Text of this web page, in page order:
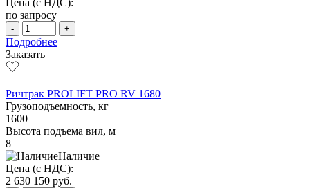
Цена (с НДС):
по запросу
- +
Подробнее
Заказать
Ричтрак PROLIFT PRO RV 1680
Грузоподъемность, кг
1600
Высота подъема вил, м
8
Наличие
Цена (с НДС):
2 630 150 руб.